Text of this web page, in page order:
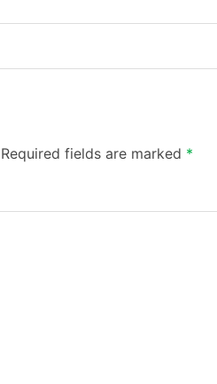
Required fields are marked *